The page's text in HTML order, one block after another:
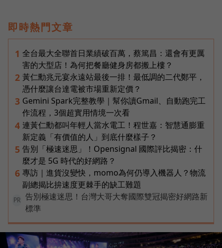
即時熱門文章
1 全台最大全聯首日業績破百萬，蔡篤昌：還會有更厲
害的大型店！為何把餐廳健身房都搬上樓？
2 黃仁勳兆元宴永遠站最後一排！最低調的二代鄭平，
憑什麼讓台達電被市場重新定價？
3 Gemini Spark完整教學｜幫你讀Gmail、自動跑完工
作流程，3個超實用情境一次看
4 連黃仁勳都叫年輕人當水電工！程世嘉：智慧通膨重
新定義「有價值的人」到底什麼樣子？
5 告別「極速迷思」！Opensignal 國際評比揭密：什
麼才是 5G 時代的好網路？
6 專訪｜進貨沒變快，momo為何仍導入機器人？物流
副總揭比拚速度更棘手的缺工難題
PR
告別極速迷思！台灣大哥大奪國際雙冠揭密好網路新
標準